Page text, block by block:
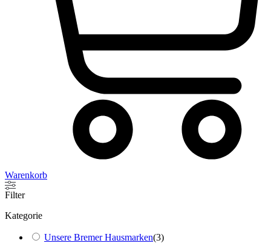
Warenkorb
Filter
Kategorie
Unsere Bremer Hausmarken(3)